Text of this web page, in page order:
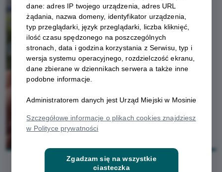
dane: adres IP twojego urządzenia, adres URL
żądania, nazwa domeny, identyfikator urządzenia,
typ przeglądarki, język przeglądarki, liczba kliknięć,
ilość czasu spędzonego na poszczególnych
stronach, data i godzina korzystania z Serwisu, typ i
wersja systemu operacyjnego, rozdzielczość ekranu,
dane zbierane w dziennikach serwera a także inne
podobne informacje.
Administratorem danych jest Urząd Miejski w Mosinie
Szczegółowe informacje o plikach cookies znajdziesz
w Polityce prywatności
Zgadzam się na wszystkie
ciasteczka